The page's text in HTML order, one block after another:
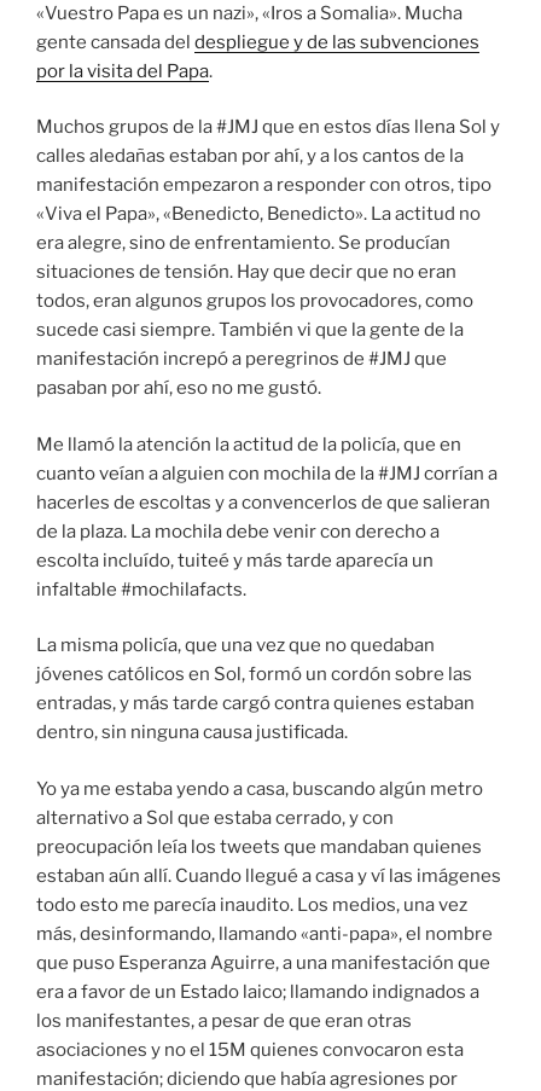
«Vuestro Papa es un nazi», «Iros a Somalia». Mucha
gente cansada del despliegue y de las subvenciones
por la visita del Papa.
Muchos grupos de la #JMJ que en estos días llena Sol y
calles aledañas estaban por ahí, y a los cantos de la
manifestación empezaron a responder con otros, tipo
«Viva el Papa», «Benedicto, Benedicto». La actitud no
era alegre, sino de enfrentamiento. Se producían
situaciones de tensión. Hay que decir que no eran
todos, eran algunos grupos los provocadores, como
sucede casi siempre. También vi que la gente de la
manifestación increpó a peregrinos de #JMJ que
pasaban por ahí, eso no me gustó.
Me llamó la atención la actitud de la policía, que en
cuanto veían a alguien con mochila de la #JMJ corrían a
hacerles de escoltas y a convencerlos de que salieran
de la plaza. La mochila debe venir con derecho a
escolta incluído, tuiteé y más tarde aparecía un
infaltable #mochilafacts.
La misma policía, que una vez que no quedaban
jóvenes católicos en Sol, formó un cordón sobre las
entradas, y más tarde cargó contra quienes estaban
dentro, sin ninguna causa justificada.
Yo ya me estaba yendo a casa, buscando algún metro
alternativo a Sol que estaba cerrado, y con
preocupación leía los tweets que mandaban quienes
estaban aún allí. Cuando llegué a casa y ví las imágenes
todo esto me parecía inaudito. Los medios, una vez
más, desinformando, llamando «anti-papa», el nombre
que puso Esperanza Aguirre, a una manifestación que
era a favor de un Estado laico; llamando indignados a
los manifestantes, a pesar de que eran otras
asociaciones y no el 15M quienes convocaron esta
manifestación; diciendo que había agresiones por